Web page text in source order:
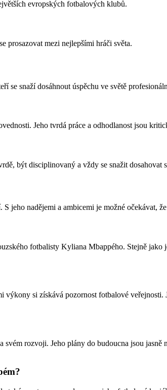
evropských fotbalových klubů.
prosazovat mezi nejlepšími hráči světa.
se snaží dosáhnout úspěchu ve světě
Jeho tvrdá práce a odhodlanost jsou
být disciplinovaný a vždy se snažit dosahovat
nadějemi a ambicemi je možné očekávat,
fotbalisty Kyliana Mbappého. Stejně
si získává pozornost fotbalové veřejnosti.
rozvoji. Jeho plány do budoucna jsou jasně